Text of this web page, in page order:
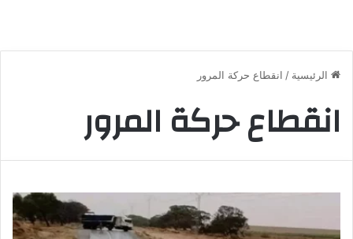
الرئيسية / انقطاع حركة المرور
انقطاع حركة المرور